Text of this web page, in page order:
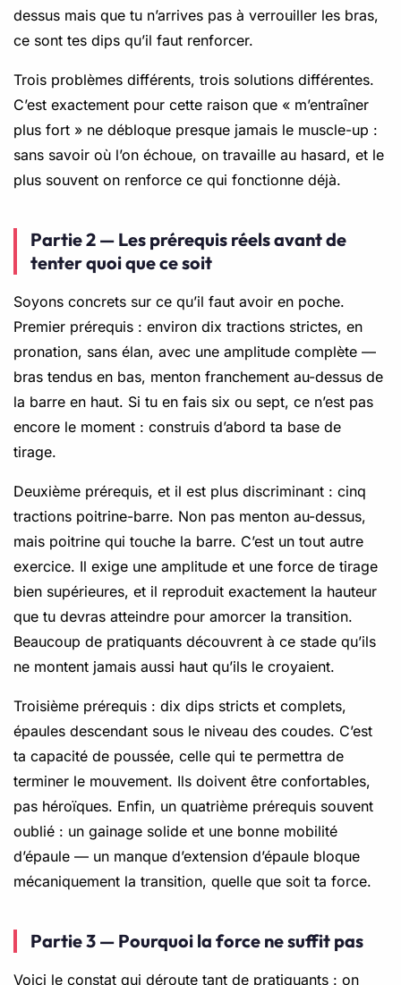
dessus mais que tu n’arrives pas à verrouiller les bras,
ce sont tes dips qu’il faut renforcer.
Trois problèmes différents, trois solutions différentes.
C’est exactement pour cette raison que « m’entraîner
plus fort » ne débloque presque jamais le muscle-up :
sans savoir où l’on échoue, on travaille au hasard, et le
plus souvent on renforce ce qui fonctionne déjà.
Partie 2 — Les prérequis réels avant de
tenter quoi que ce soit
Soyons concrets sur ce qu’il faut avoir en poche.
Premier prérequis : environ dix tractions strictes, en
pronation, sans élan, avec une amplitude complète —
bras tendus en bas, menton franchement au-dessus de
la barre en haut. Si tu en fais six ou sept, ce n’est pas
encore le moment : construis d’abord ta base de
tirage.
Deuxième prérequis, et il est plus discriminant : cinq
tractions poitrine-barre. Non pas menton au-dessus,
mais poitrine qui touche la barre. C’est un tout autre
exercice. Il exige une amplitude et une force de tirage
bien supérieures, et il reproduit exactement la hauteur
que tu devras atteindre pour amorcer la transition.
Beaucoup de pratiquants découvrent à ce stade qu’ils
ne montent jamais aussi haut qu’ils le croyaient.
Troisième prérequis : dix dips stricts et complets,
épaules descendant sous le niveau des coudes. C’est
ta capacité de poussée, celle qui te permettra de
terminer le mouvement. Ils doivent être confortables,
pas héroïques. Enfin, un quatrième prérequis souvent
oublié : un gainage solide et une bonne mobilité
d’épaule — un manque d’extension d’épaule bloque
mécaniquement la transition, quelle que soit ta force.
Partie 3 — Pourquoi la force ne suffit pas
Voici le constat qui déroute tant de pratiquants : on